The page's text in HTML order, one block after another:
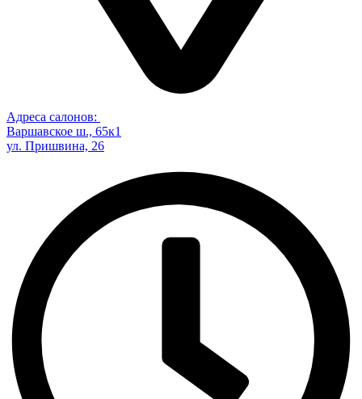
Адреса салонов:
Варшавское ш., 65к1
ул. Пришвина, 26